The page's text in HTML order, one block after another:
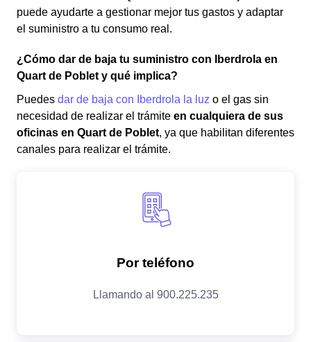
puede ayudarte a gestionar mejor tus gastos y adaptar
el suministro a tu consumo real.
¿Cómo dar de baja tu suministro con Iberdrola en
Quart de Poblet y qué implica?
Puedes dar de baja con Iberdrola la luz o el gas sin
necesidad de realizar el trámite en cualquiera de sus
oficinas en Quart de Poblet, ya que habilitan diferentes
canales para realizar el trámite.